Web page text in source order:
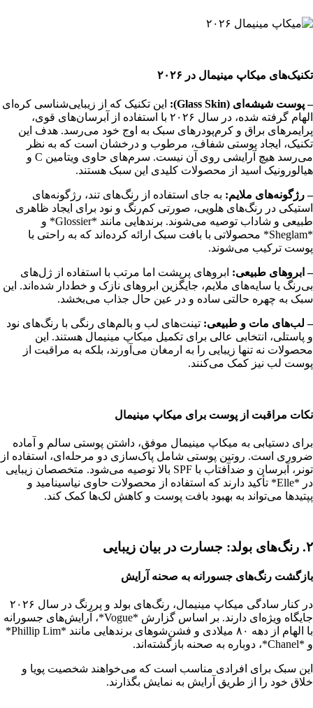
تکنیک‌های میکاپ مینیمال در ۲۰۲۶
– پوست شیشه‌ای (Glass Skin):
این تکنیک که از زیبایی‌شناسی کره‌ای
الهام گرفته شده، در سال ۲۰۲۶ با استفاده از آبرسان‌های قوی،
پرایمرهای براق و کرم‌پودرهای سبک به اوج خود می‌رسد. هدف این
تکنیک، ایجاد پوستی شفاف، مرطوب و درخشان است که به نظر
می‌رسد هیچ آرایشی روی آن نیست. سرم‌های حاوی ویتامین C و
هیالورونیک اسید از محصولات کلیدی این سبک هستند.
– رژگونه‌های ملایم: به جای استفاده از رنگ‌های تند، رژگونه‌های
استیکی در رنگ‌های هلویی، صورتی کم‌رنگ و نود برای ایجاد ظاهری
طبیعی و شاداب توصیه می‌شوند. برندهایی مانند *Glossier* و
*Sheglam* محصولاتی با بافت سبک ارائه کرده‌اند که به راحتی با
پوست ترکیب می‌شوند.
– ابروهای طبیعی: ابروهای پرپشت اما مرتب با استفاده از ژل‌های
بی‌رنگ یا سایه‌های ملایم، جایگزین ابروهای نازک و خط‌دار شده‌اند. این
سبک به چهره حالتی ساده و در عین حال جذاب می‌بخشد.
– لب‌های مات و طبیعی: تینت‌های لب و بالم‌های رنگی با رنگ‌های نود
و پاستلی، انتخابی عالی برای تکمیل میکاپ مینیمال هستند. این
محصولات نه تنها زیبایی را به ارمغان می‌آورند، بلکه به مراقبت از
پوست لب نیز کمک می‌کنند.
نکات مراقبت از پوست برای میکاپ مینیمال
برای دستیابی به میکاپ مینیمال موفق، داشتن پوستی سالم و آماده
ضروری است. روتین پوستی شامل پاک‌سازی دو مرحله‌ای، استفاده از
تونر، آبرسان و ضدآفتاب با SPF بالا توصیه می‌شود. متخصصان زیبایی
در *Elle* تأکید دارند که استفاده از محصولات حاوی نیاسینامید و
پپتیدها می‌تواند به بهبود بافت پوست و کاهش لک‌ها کمک کند.
۲. رنگ‌های بولد: جسارت در بیان زیبایی
بازگشت رنگ‌های جسورانه به صحنه آرایش
در کنار سادگی میکاپ مینیمال، رنگ‌های بولد و پررنگ در سال ۲۰۲۶
جایگاه ویژه‌ای دارند. بر اساس گزارش *Vogue*، آرایش‌های جسورانه
با الهام از دهه ۸۰ میلادی و فشن‌شوهای برندهایی مانند *Phillip Lim*
و *Chanel*، دوباره به صحنه بازگشته‌اند.
این سبک برای افرادی مناسب است که می‌خواهند شخصیت پویا و
خلاق خود را از طریق آرایش به نمایش بگذارند.